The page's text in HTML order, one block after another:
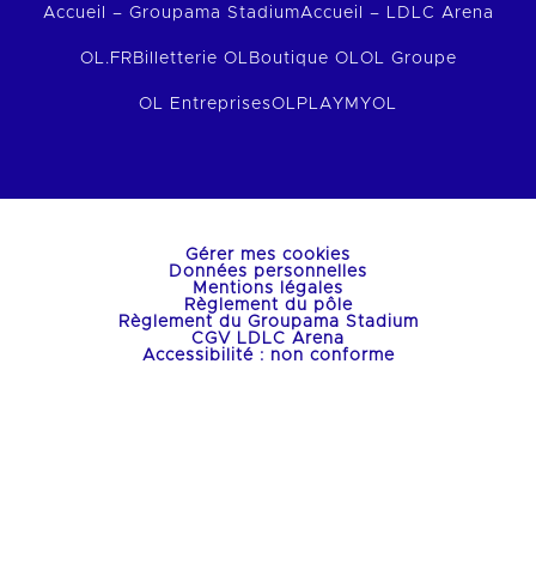
Accueil – Groupama StadiumAccueil – LDLC Arena
OL.FR Billetterie OL Boutique OL OL Groupe
OL EntreprisesOLPLAY MYOL
Gérer mes cookies
Données personnelles
Mentions légales
Règlement du pôle
Règlement du Groupama Stadium
CGV LDLC Arena
Accessibilité : non conforme